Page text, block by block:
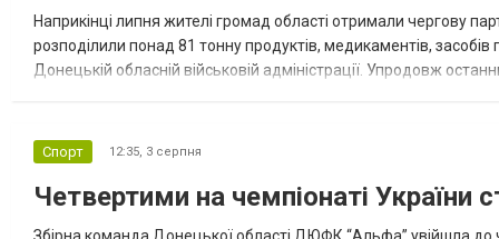
Наприкінці липня жителі громад області отримали чергову
розподілили понад 81 тонну продуктів, медикаментів, засобів
Донецькій обласній військовій адміністрації. Упродовж
Спорт 12:35, 3 серпня
Четвертими на чемпіонаті України